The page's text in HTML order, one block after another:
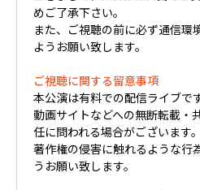
めご了承下さい。
また、ご視聴の前に必ず通信環
ようお願い致します。
ご視聴に関する留意事項
本公演は有料での配信ライブです
動画サイトなどへの無断転載・
任に問われる場合がございます。
著作権の侵害に触れるような行
うお願い致します。